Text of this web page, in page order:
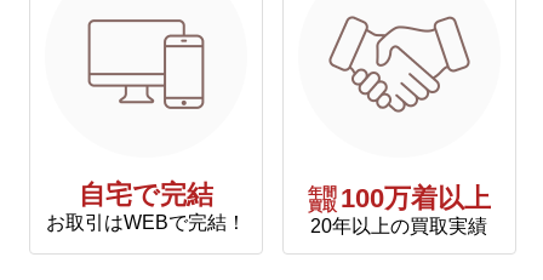
自宅で完結
お取引はWEBで完結！
年間
買取 100万着以上
20年以上の買取実績